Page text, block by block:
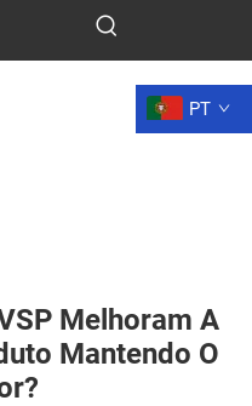
PT
Melhoram A
Mantendo O